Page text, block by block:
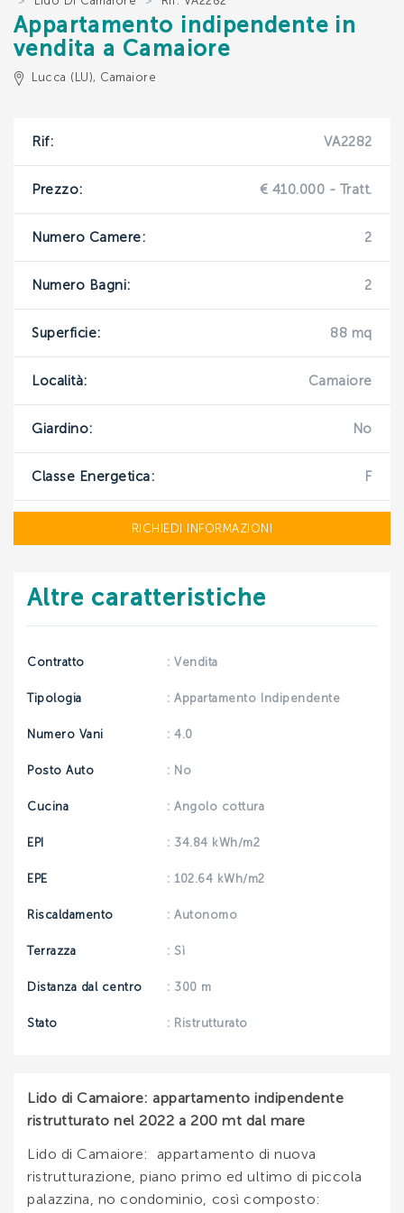
Appartamento indipendente in
vendita a Camaiore
Lucca (LU), Camaiore
Rif: VA2282
Prezzo: € 410.000 - Tratt.
Numero Camere: 2
Numero Bagni: 2
Superficie: 88 mq
Località: Camaiore
Giardino: No
Classe Energetica: F
RICHIEDI INFORMAZIONI
Altre caratteristiche
Contratto : Vendita
Tipologia : Appartamento Indipendente
Numero Vani : 4.0
Posto Auto : No
Cucina : Angolo cottura
EPI : 34.84 kWh/m2
EPE : 102.64 kWh/m2
Riscaldamento : Autonomo
Terrazza : Sì
Distanza dal centro : 300 m
Stato : Ristrutturato
Lido di Camaiore: appartamento indipendente
ristrutturato nel 2022 a 200 mt dal mare
Lido di Camaiore: appartamento di nuova
ristrutturazione, piano primo ed ultimo di piccola
palazzina, no condominio, così composto:
*Il tuo telefono
*Il tuo cognome
Ho letto, compreso e accettato i
*Controllo Antispam: qual è il numero fra 5 e 7?
INVIA
*Il tuo indirizzo Email
*L'indirizzo Email del tuo amico
*Controllo Antispam: qual è il numero fra 5 e 7?